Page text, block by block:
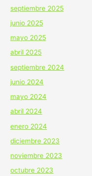
septiembre 2025
junio 2025
mayo 2025
abril 2025
septiembre 2024
junio 2024
mayo 2024
abril 2024
enero 2024
diciembre 2023
noviembre 2023
octubre 2023